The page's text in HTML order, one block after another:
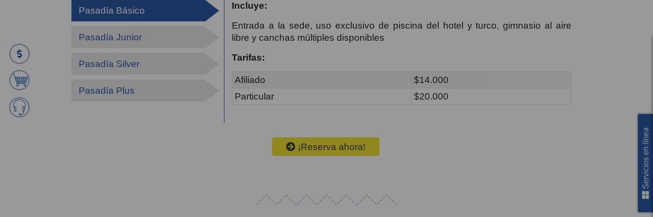
Pasadía Básico
Pasadía Junior
Pasadía Silver
Pasadía Plus
Incluye:
Entrada a la sede, uso exclusivo de piscina del hotel y turco, gimnasio al aire
libre y canchas múltiples disponibles
Tarifas:
Afiliado
$14.000
Particular
$20.000
¡Reserva ahora! Servicios en línea